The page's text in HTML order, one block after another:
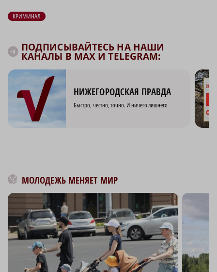
КРИМИНАЛ
ПОДПИСЫВАЙТЕСЬ НА НАШИ
КАНАЛЫ В MAX И TELEGRAM:
НИЖЕГОРОДСКАЯ ПРАВДА
Быстро, честно, точно. И ничего лишнего
МОЛОДЕЖЬ МЕНЯЕТ МИР